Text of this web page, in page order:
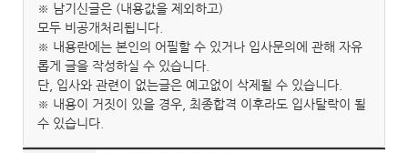
※ 남기신글은 (내용값을 제외하고)
모두 비공개처리됩니다.
※ 내용란에는 본인의 어필할 수 있거나 입사문의에 관해 자유
롭게 글을 작성하실 수 있습니다.
단, 입사와 관련이 없는글은 예고없이 삭제될 수 있습니다.
※ 내용이 거짓이 있을 경우, 최종합격 이후라도 입사탈락이 될
수 있습니다.